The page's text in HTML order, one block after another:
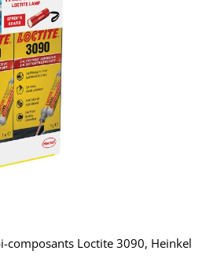
composants Loctite 3090, Heinkel